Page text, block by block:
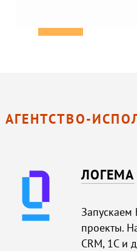
АГЕНТСТВО-
ЛОГЕМА
проекты.
CRM, 1С и